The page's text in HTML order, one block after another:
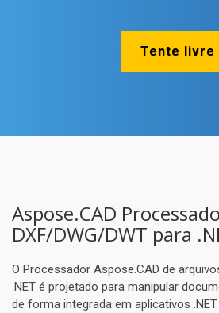
Tente livre
Aspose.CAD
DXF/DWG/DWT para
O Processador Aspose.CAD de
.NET é projetado para manipular
de forma integrada em aplicativos